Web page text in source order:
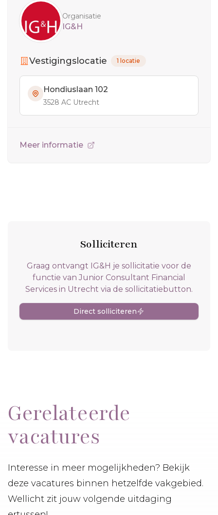
Organisatie
IG&H
Vestigingslocatie 1 locatie
Hondiuslaan 102
3528 AC Utrecht
Meer informatie
Solliciteren
Graag ontvangt IG&H je sollicitatie voor de
functie van Junior Consultant Financial
Services in Utrecht via de sollicitatiebutton.
Direct solliciteren
Gerelateerde
vacatures
Interesse in meer mogelijkheden? Bekijk
deze vacatures binnen hetzelfde vakgebied.
Wellicht zit jouw volgende uitdaging